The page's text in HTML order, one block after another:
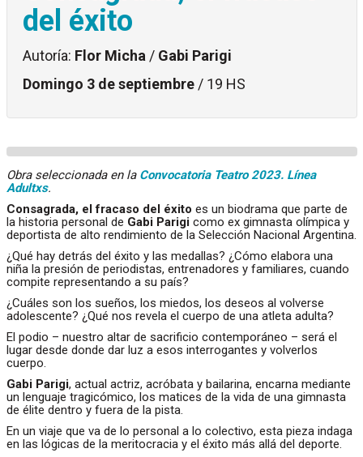
del éxito
Autoría: Flor Micha / Gabi Parigi
Domingo 3 de septiembre / 19 HS
Obra seleccionada en la Convocatoria Teatro 2023. Línea
Adultxs.
Consagrada, el fracaso del éxito es un biodrama que parte de
la historia personal de Gabi Parigi como ex gimnasta olímpica y
deportista de alto rendimiento de la Selección Nacional Argentina.
¿Qué hay detrás del éxito y las medallas? ¿Cómo elabora una
niña la presión de periodistas, entrenadores y familiares, cuando
compite representando a su país?
¿Cuáles son los sueños, los miedos, los deseos al volverse
adolescente? ¿Qué nos revela el cuerpo de una atleta adulta?
El podio – nuestro altar de sacrificio contemporáneo – será el
lugar desde donde dar luz a esos interrogantes y volverlos
cuerpo.
Gabi Parigi, actual actriz, acróbata y bailarina, encarna mediante
un lenguaje tragicómico, los matices de la vida de una gimnasta
de élite dentro y fuera de la pista.
En un viaje que va de lo personal a lo colectivo, esta pieza indaga
en las lógicas de la meritocracia y el éxito más allá del deporte.